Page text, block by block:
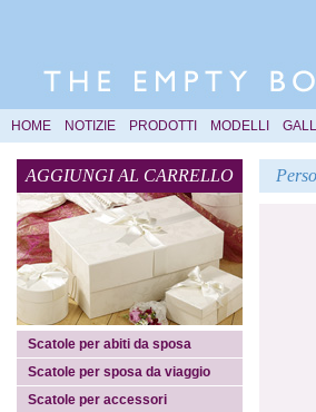
HOME NOTIZIE PRODOTTI MODELLI
AGGIUNGI AL CARRELLO
Scatole per abiti da sposa
Scatole per sposa da viaggio
Scatole per accessori